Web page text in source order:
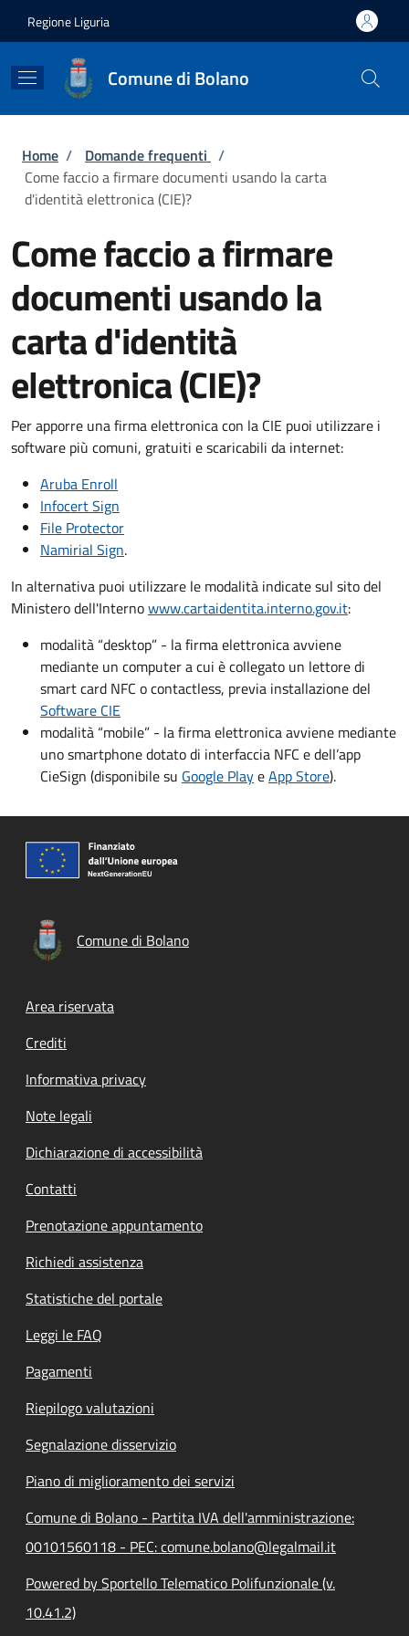
Regione Liguria
Comune di Bolano
Briciole di pane
Home / Domande frequenti /
Come faccio a firmare documenti usando la carta
d'identità elettronica (CIE)?
Come faccio a firmare
documenti usando la
carta d'identità
elettronica (CIE)?
Per apporre una firma elettronica con la CIE puoi utilizzare i
software più comuni, gratuiti e scaricabili da internet:
Aruba Enroll
Infocert Sign
File Protector
Namirial Sign.
In alternativa puoi utilizzare le modalità indicate sul sito del
Ministero dell'Internowww.cartaidentita.interno.gov.it:
modalità “desktop” - la firma elettronica avviene
mediante un computer a cui è collegato un lettore di
smart card NFC o contactless, previa installazione del
Software CIE
modalità “mobile” - la firma elettronica avviene mediante
uno smartphone dotato di interfaccia NFC e dell’app
CieSign (disponibile su Google PlayeApp Store).
Comune di Bolano
Footer menu
Area riservata
Crediti
Informativa privacy
Note legali
Dichiarazione di accessibilità
Contatti
Prenotazione appuntamento
Richiedi assistenza
Statistiche del portale
Leggi le FAQ
Pagamenti
Riepilogo valutazioni
Segnalazione disservizio
Piano di miglioramento dei servizi
Comune di Bolano - Partita IVA dell'amministrazione:
00101560118 - PEC: comune.bolano@legalmail.it
Powered by Sportello Telematico Polifunzionale (v.
10.41.2)